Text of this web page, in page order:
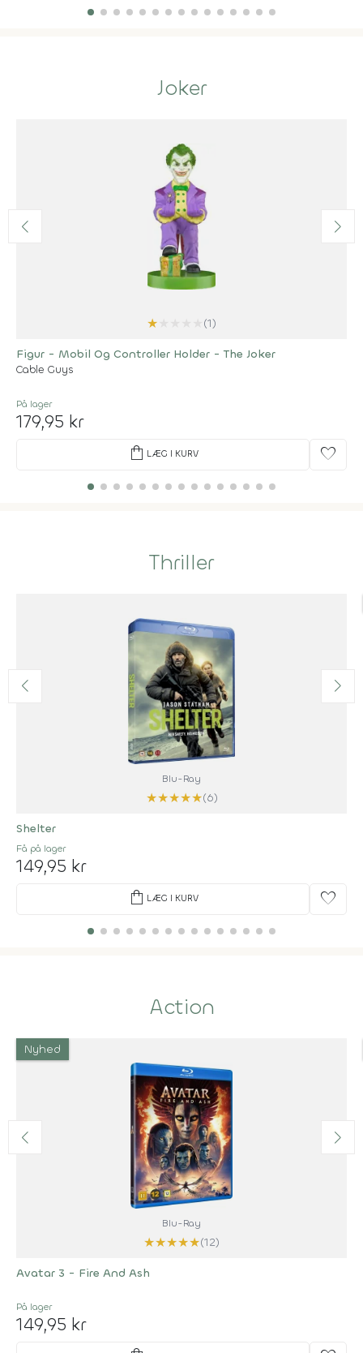
Joker
★
(1)
Figur - Mobil Og Controller Holder - The Joker
Cable Guys
På lager
179,95 kr
shopping_bag LÆG I KURV favorite
Thriller
Blu-Ray
★★★★★(6)
Shelter
Få på lager
149,95 kr
shopping_bag LÆG I KURV favorite
Action
Nyhed
Blu-Ray
★★★★★(12)
Avatar 3 - Fire And Ash
På lager
149,95 kr